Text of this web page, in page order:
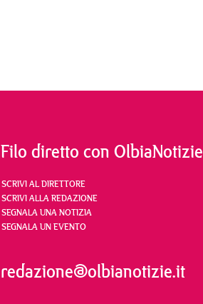
Filo diretto con OlbiaNotizie
SCRIVI AL DIRETTORE
SCRIVI ALLA REDAZIONE
SEGNALA UNA NOTIZIA
SEGNALA UN EVENTO
redazione@olbianotizie.it